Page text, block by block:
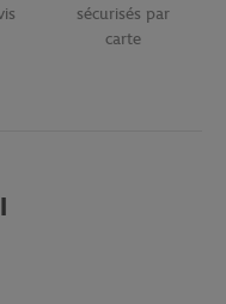
sécurisés par
carte